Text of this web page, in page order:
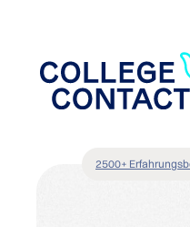
2500+